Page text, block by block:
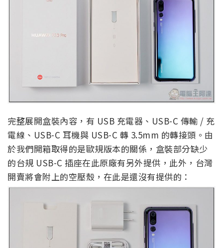
完整展開盒裝內容，有 USB 充電器、USB-C 傳輸 / 充
電線、USB-C 耳機與 USB-C 轉 3.5mm 的轉接頭。由
於我們開箱取得的是歐規版本的關係，盒裝部分缺少
的台規 USB-C 插座在此原廠有另外提供，此外，台灣
開賣將會附上的空壓殼，在此是還沒有提供的：